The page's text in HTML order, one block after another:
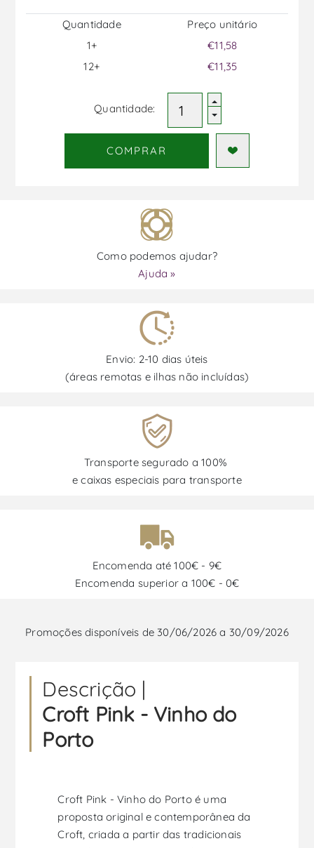
Quantidade
1+
12+
Preço unitário
€11,58
€11,35
Quantidade:
COMPRAR
Como podemos ajudar?
Ajuda »
Envio: 2-10 dias úteis
(áreas remotas e ilhas não incluídas)
Transporte segurado a 100%
e caixas especiais para transporte
Encomenda até 100€ - 9€
Encomenda superior a 100€ - 0€
Promoções disponíveis de 30/06/2026 a 30/09/2026
Descrição |
Croft Pink - Vinho do
Porto
Croft Pink - Vinho do Porto é uma
proposta original e contemporânea da
Croft, criada a partir das tradicionais